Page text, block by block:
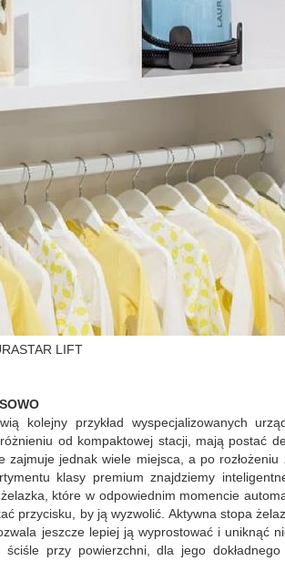
LIFT
kolejny przykład wyspecjalizowanych
od kompaktowej stacji, mają postać
zajmuje jednak wiele miejsca, a po
klasy premium znajdziemy
które w odpowiednim momencie
przycisku, by ją wyzwolić. Aktywna stopa
jeszcze lepiej ją wyprostować i uniknąć
ściśle przy powierzchni, dla jego